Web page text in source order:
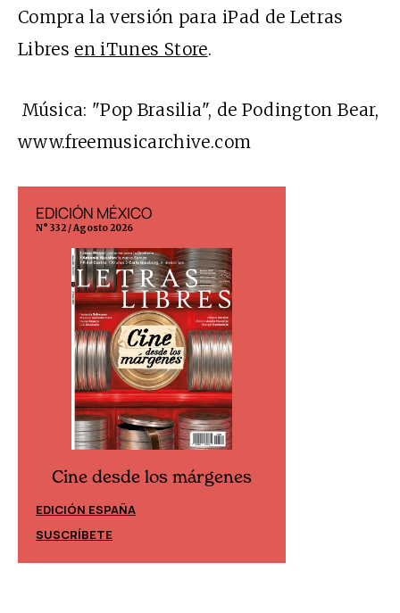
Compra la versión para iPad de Letras
Libres en iTunes Store.
Música: "Pop Brasilia", de Podington Bear,
www.freemusicarchive.com
EDICIÓN MÉXICO
N° 332 / Agosto 2026
Cine desde los márgenes
EDICIÓN ESPAÑA
SUSCRÍBETE